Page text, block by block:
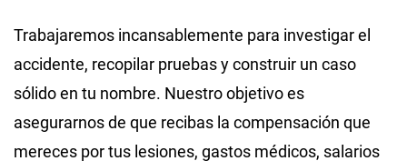
Trabajaremos incansablemente para investigar el
accidente, recopilar pruebas y construir un caso
sólido en tu nombre. Nuestro objetivo es
asegurarnos de que recibas la compensación que
mereces por tus lesiones, gastos médicos, salarios